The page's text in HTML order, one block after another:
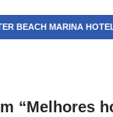
BEACH MARINA
“Melhores